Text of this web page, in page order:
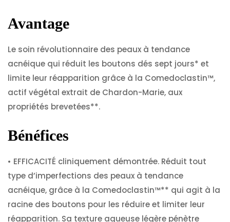
Avantage
Le soin révolutionnaire des peaux à tendance
acnéique qui réduit les boutons dés sept jours* et
limite leur réapparition grâce à la Comedoclastin™,
actif végétal extrait de Chardon-Marie, aux
propriétés brevetées**.
Bénéfices
• EFFICACITÉ cliniquement démontrée. Réduit tout
type d’imperfections des peaux à tendance
acnéique, grâce à la Comedoclastin™** qui agit à la
racine des boutons pour les réduire et limiter leur
réapparition. Sa texture aqueuse légère pénètre